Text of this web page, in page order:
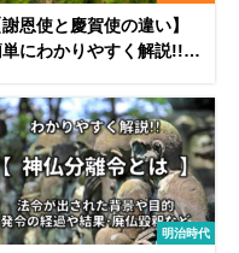
謝恩使と慶賀使の違い】
にわかりやすく解説!!派
明治時代